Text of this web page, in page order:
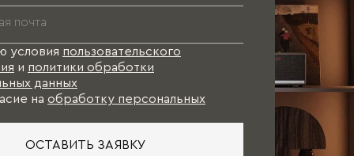
условия пользовательского
и политики обработки
данных
на обработку персональных
ОСТАВИТЬ ЗАЯВКУ